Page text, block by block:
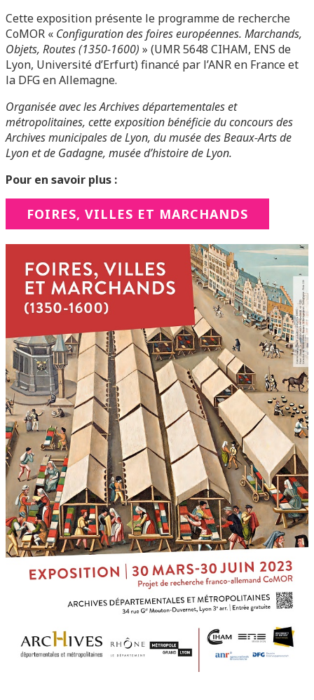
Cette exposition présente le programme de recherche
CoMOR « Configuration des foires européennes. Marchands,
Objets, Routes (1350-1600) » (UMR 5648 CIHAM, ENS de
Lyon, Université d’Erfurt) financé par l’ANR en France et
la DFG en Allemagne.
Organisée avec les Archives départementales et
métropolitaines, cette exposition bénéficie du concours des
Archives municipales de Lyon, du musée des Beaux-Arts de
Lyon et de Gadagne, musée d’histoire de Lyon.
Pour en savoir plus :
FOIRES, VILLES ET MARCHANDS